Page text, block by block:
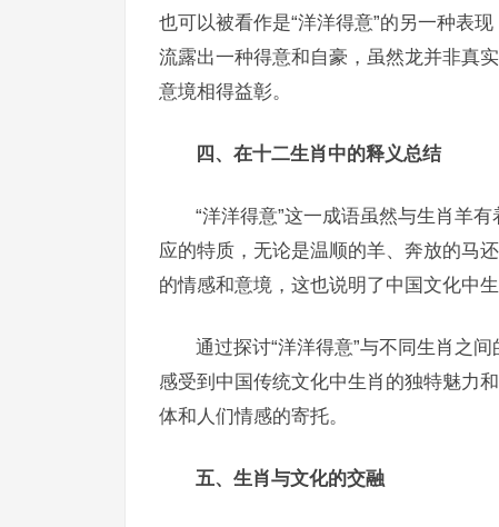
也可以被看作是“洋洋得意”的另一种表
流露出一种得意和自豪，虽然龙并非真
意境相得益彰。
四、在十二生肖中的释义总结
“洋洋得意”这一成语虽然与生肖羊
应的特质，无论是温顺的羊、奔放的马
的情感和意境，这也说明了中国文化中
通过探讨“洋洋得意”与不同生肖之
感受到中国传统文化中生肖的独特魅力
体和人们情感的寄托。
五、生肖与文化的交融